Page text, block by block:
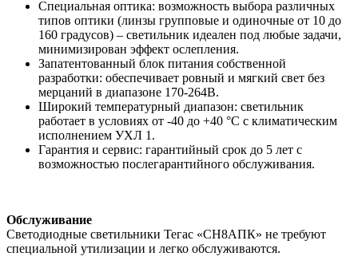
Специальная оптика: возможность выбора различных
типов оптики (линзы групповые и одиночные от 10 до
160 градусов) – светильник идеален под любые задачи,
минимизирован эффект ослепления.
Запатентованный блок питания собственной
разработки: обеспечивает ровный и мягкий свет без
мерцаний в диапазоне 170-264В.
Широкий температурный диапазон: светильник
работает в условиях от -40 до +40 °C с климатическим
исполнением УХЛ 1.
Гарантия и сервис: гарантийный срок до 5 лет с
возможностью послегарантийного обслуживания.
Обслуживание
Светодиодные светильники Тегас «СН8АПК» не требуют
специальной утилизации и легко обслуживаются.